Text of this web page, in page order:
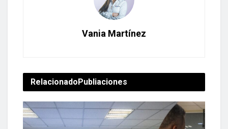
Vania Martínez
RelacionadoPubliaciones